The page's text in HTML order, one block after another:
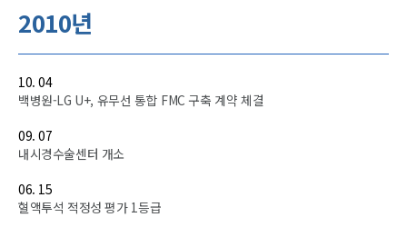
2010년
10. 04
백병원-LG U+, 유무선 통합 FMC 구축 계약 체결
09. 07
내시경수술센터 개소
06. 15
혈액투석 적정성 평가 1등급